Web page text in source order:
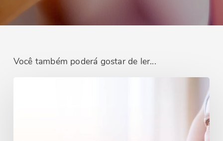
Você também poderá gostar de ler...